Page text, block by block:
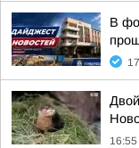
В
16:55